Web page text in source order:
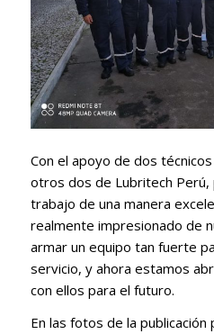
Con el apoyo de dos
otros dos de Lubritech Perú,
trabajo de una manera
realmente impresionado de
armar un equipo tan fuerte
servicio, y ahora estamos
con ellos para el futuro.
En las fotos de la